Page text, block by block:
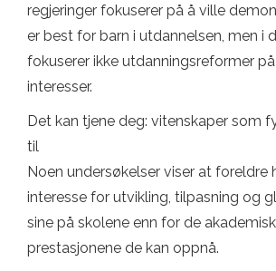
regjeringer fokuserer på å ville
er best for barn i utdannelsen, men i
fokuserer ikke utdanningsreformer
interesser.
Det kan tjene deg: vitenskaper som
til
Noen undersøkelser viser at foreldre
interesse for utvikling, tilpasning og
sine på skolene enn for de
prestasjonene de kan oppnå.